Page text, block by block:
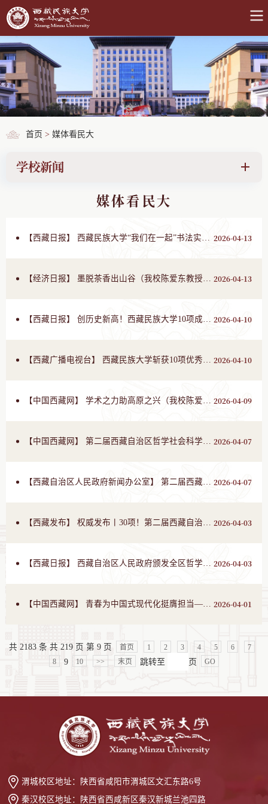
首页 > 媒体看民大
学校新闻
媒体看民大
【西藏日报】 西藏民族大学“我们在一起”书法实训开班仪式顺利举行 2026-04-13
【经济日报】 墨脱茶香出山谷（我校陈爱东教授曾就墨脱茶产业发展进行了专门调研） 2026-04-13
【西藏日报】 创历史新高！西藏民族大学10项成果获自治区哲社优秀成果奖 2026-04-10
【西藏广播电视台】 西藏民族大学斩获10项优秀成果奖 第二届西藏自治区哲学社会科学优秀成果奖评选结果揭晓 2026-04-10
【中国西藏网】 学术之力助高原之兴（我校陈爱东教授团队完成的《西藏特色产业高质量发展系列研究报告》荣获学术著作类一等奖） 2026-04-09
【中国西藏网】 第二届西藏自治区哲学社会科学优秀成果奖揭晓（我校陈爱东教授获得著作类一等奖） 2026-04-07
【西藏自治区人民政府新闻办公室】 第二届西藏自治区哲学社会科学优秀成果奖新闻发布会（我校陈爱东教授获得著作类一等奖，并出席发布会） 2026-04-07
【西藏发布】 权威发布丨30项！第二届西藏自治区哲学社会科学优秀成果奖获奖名单揭晓（我校陈爱东教授获得著作类一等奖） 2026-04-03
【西藏日报】 西藏自治区人民政府颁发全区哲学社会科学最高奖项（我校陈爱东教授获得著作类一等奖） 2026-04-03
【中国西藏网】 青春为中国式现代化挺膺担当——西藏民族大学开展“千师万生边疆行”社会实践 2026-04-01
共 2183 条 共 219 页 第 9 页 首页 1 2 3 4 5 6
7
8
9 10 >> 末页 跳转至 页 GO
渭城校区地址： 陕西省咸阳市渭城区文汇东路6号
秦汉校区地址： 陕西省西咸新区秦汉新城兰池四路